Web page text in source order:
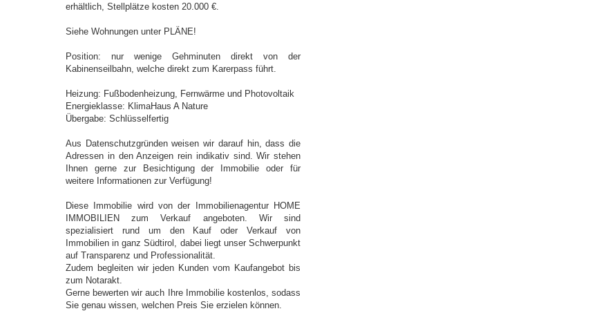
erhältlich, Stellplätze kosten 20.000 €.
Siehe Wohnungen unter PLÄNE!
Position: nur wenige Gehminuten direkt von der
Kabinenseilbahn, welche direkt zum Karerpass führt.
Heizung: Fußbodenheizung, Fernwärme und Photovoltaik
Energieklasse: KlimaHaus A Nature
Übergabe: Schlüsselfertig
Aus Datenschutzgründen weisen wir darauf hin, dass die
Adressen in den Anzeigen rein indikativ sind. Wir stehen
Ihnen gerne zur Besichtigung der Immobilie oder für
weitere Informationen zur Verfügung!
Diese Immobilie wird von der Immobilienagentur HOME
IMMOBILIEN zum Verkauf angeboten. Wir sind
spezialisiert rund um den Kauf oder Verkauf von
Immobilien in ganz Südtirol, dabei liegt unser Schwerpunkt
auf Transparenz und Professionalität.
Zudem begleiten wir jeden Kunden vom Kaufangebot bis
zum Notarakt.
Gerne bewerten wir auch Ihre Immobilie kostenlos, sodass
Sie genau wissen, welchen Preis Sie erzielen können.